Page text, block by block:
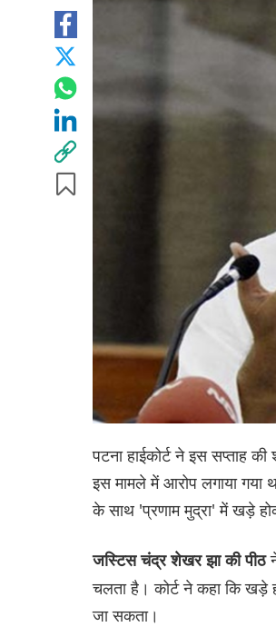
पटना हाईकोर्ट ने इस सप्ताह
इस मामले में आरोप लगाया गया
के साथ 'प्रणाम मुद्रा' में खड़े
जस्टिस चंद्र शेखर झा की पीठ
चलता है। कोर्ट ने कहा कि खड़े
जा सकता।